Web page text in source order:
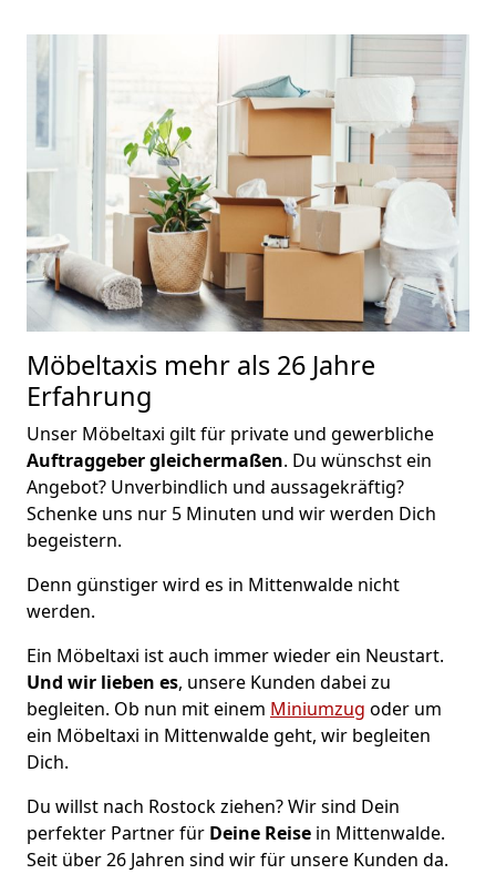
Möbeltaxis mehr als 26 Jahre
Erfahrung
Unser Möbeltaxi gilt für private und gewerbliche
Auftraggeber gleichermaßen. Du wünschst ein
Angebot? Unverbindlich und aussagekräftig?
Schenke uns nur 5 Minuten und wir werden Dich
begeistern.
Denn günstiger wird es in Mittenwalde nicht
werden.
Ein Möbeltaxi ist auch immer wieder ein Neustart.
Und wir lieben es, unsere Kunden dabei zu
begleiten. Ob nun mit einem Miniumzug oder um
ein Möbeltaxi in Mittenwalde geht, wir begleiten
Dich.
Du willst nach Rostock ziehen? Wir sind Dein
perfekter Partner für Deine Reise in Mittenwalde.
Seit über 26 Jahren sind wir für unsere Kunden da.